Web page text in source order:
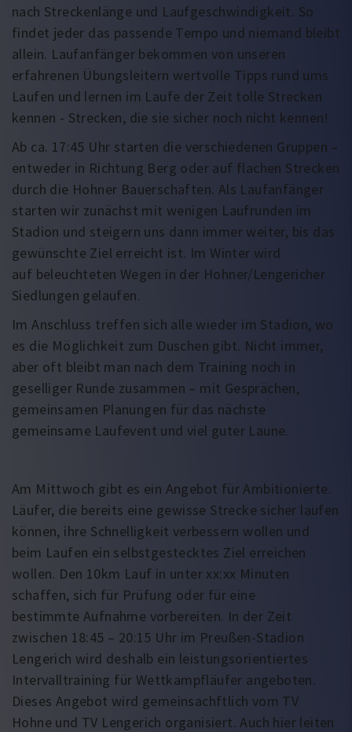
nach Streckenlänge und Laufgeschwindigkeit. So
findet jeder das passende Tempo und niemand bleibt
allein. Laufanfänger bekommen von unseren
erfahrenen Übungsleitern wertvolle Tipps rund ums
Laufen und lernen im Laufe der Zeit tolle Strecken
kennen - Strecken, die sie sicher noch nicht kennen!
Ab ca. 17:45 Uhr starten die verschiedenen Gruppen –
entweder in Richtung Berg oder auf flachen Strecken
durch die Hohner Bauerschaften. Als Laufanfänger
starten wir zunächst mit wenigen Laufrunden im
Stadion und steigern uns dann immer weiter, bis das
gewünschte Ziel erreicht ist. Im Winter wird
auf beleuchteten Wegen in der Hohner/Lengericher
Siedlungen gelaufen.
Im Anschluss treffen sich alle wieder im Stadion, wo
es die Möglichkeit zum Duschen gibt. Nicht immer,
aber oft bleibt man nach dem Training noch in
geselliger Runde zusammen – mit Gesprächen,
gemeinsamen Planungen für das nächste
gemeinsame Laufevent und viel guter Laune.
Am Mittwoch gibt es ein Angebot für Ambitionierte.
Läufer, die bereits eine gewisse Strecke sicher laufen
können, ihre Schnelligkeit verbessern wollen und
beim Laufen ein selbstgestecktes Ziel erreichen
wollen. Den 10km Lauf in unter xx:xx Minuten
schaffen, sich für Prüfung oder für eine
bestimmte Aufnahme vorbereiten. In der Zeit
zwischen 18:45 – 20:15 Uhr im Preußen-Stadion
Lengerich wird deshalb ein leistungsorientiertes
Intervalltraining für Wettkampfläufer angeboten.
Dieses Angebot wird gemeinsachftlich vom TV
Hohne und TV Lengerich organisiert. Auch hier leiten